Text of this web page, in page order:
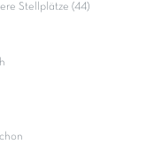
Stellplätze (44)